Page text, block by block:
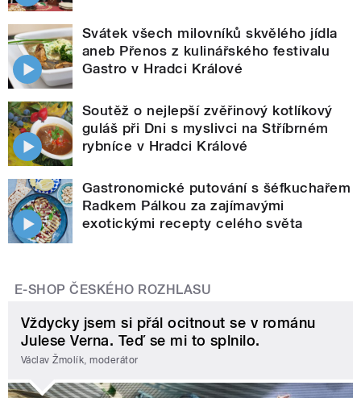
Svátek všech milovníků skvělého jídla
aneb Přenos z kulinářského festivalu
Gastro v Hradci Králové
Soutěž o nejlepší zvěřinový kotlíkový
guláš při Dni s myslivci na Stříbrném
rybníce v Hradci Králové
Gastronomické putování s šéfkuchařem
Radkem Pálkou za zajímavými
exotickými recepty celého světa
E-SHOP ČESKÉHO ROZHLASU
Vždycky jsem si přál ocitnout se v románu
Julese Verna. Teď se mi to splnilo.
Václav Žmolík, moderátor